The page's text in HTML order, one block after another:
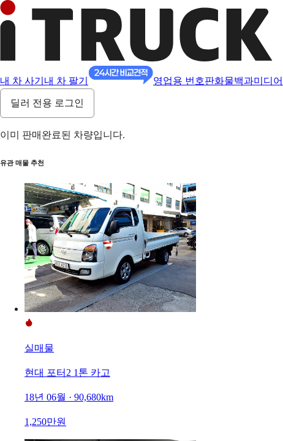
내 차 사기 내 차 팔기 영업용 번호판화물백과미디어
딜러 전용 로그인
이미 판매완료된 차량입니다.
유관 매물 추천
실매물
현대 포터2 1톤 카고
18년 06월 · 90,680km
1,250만원